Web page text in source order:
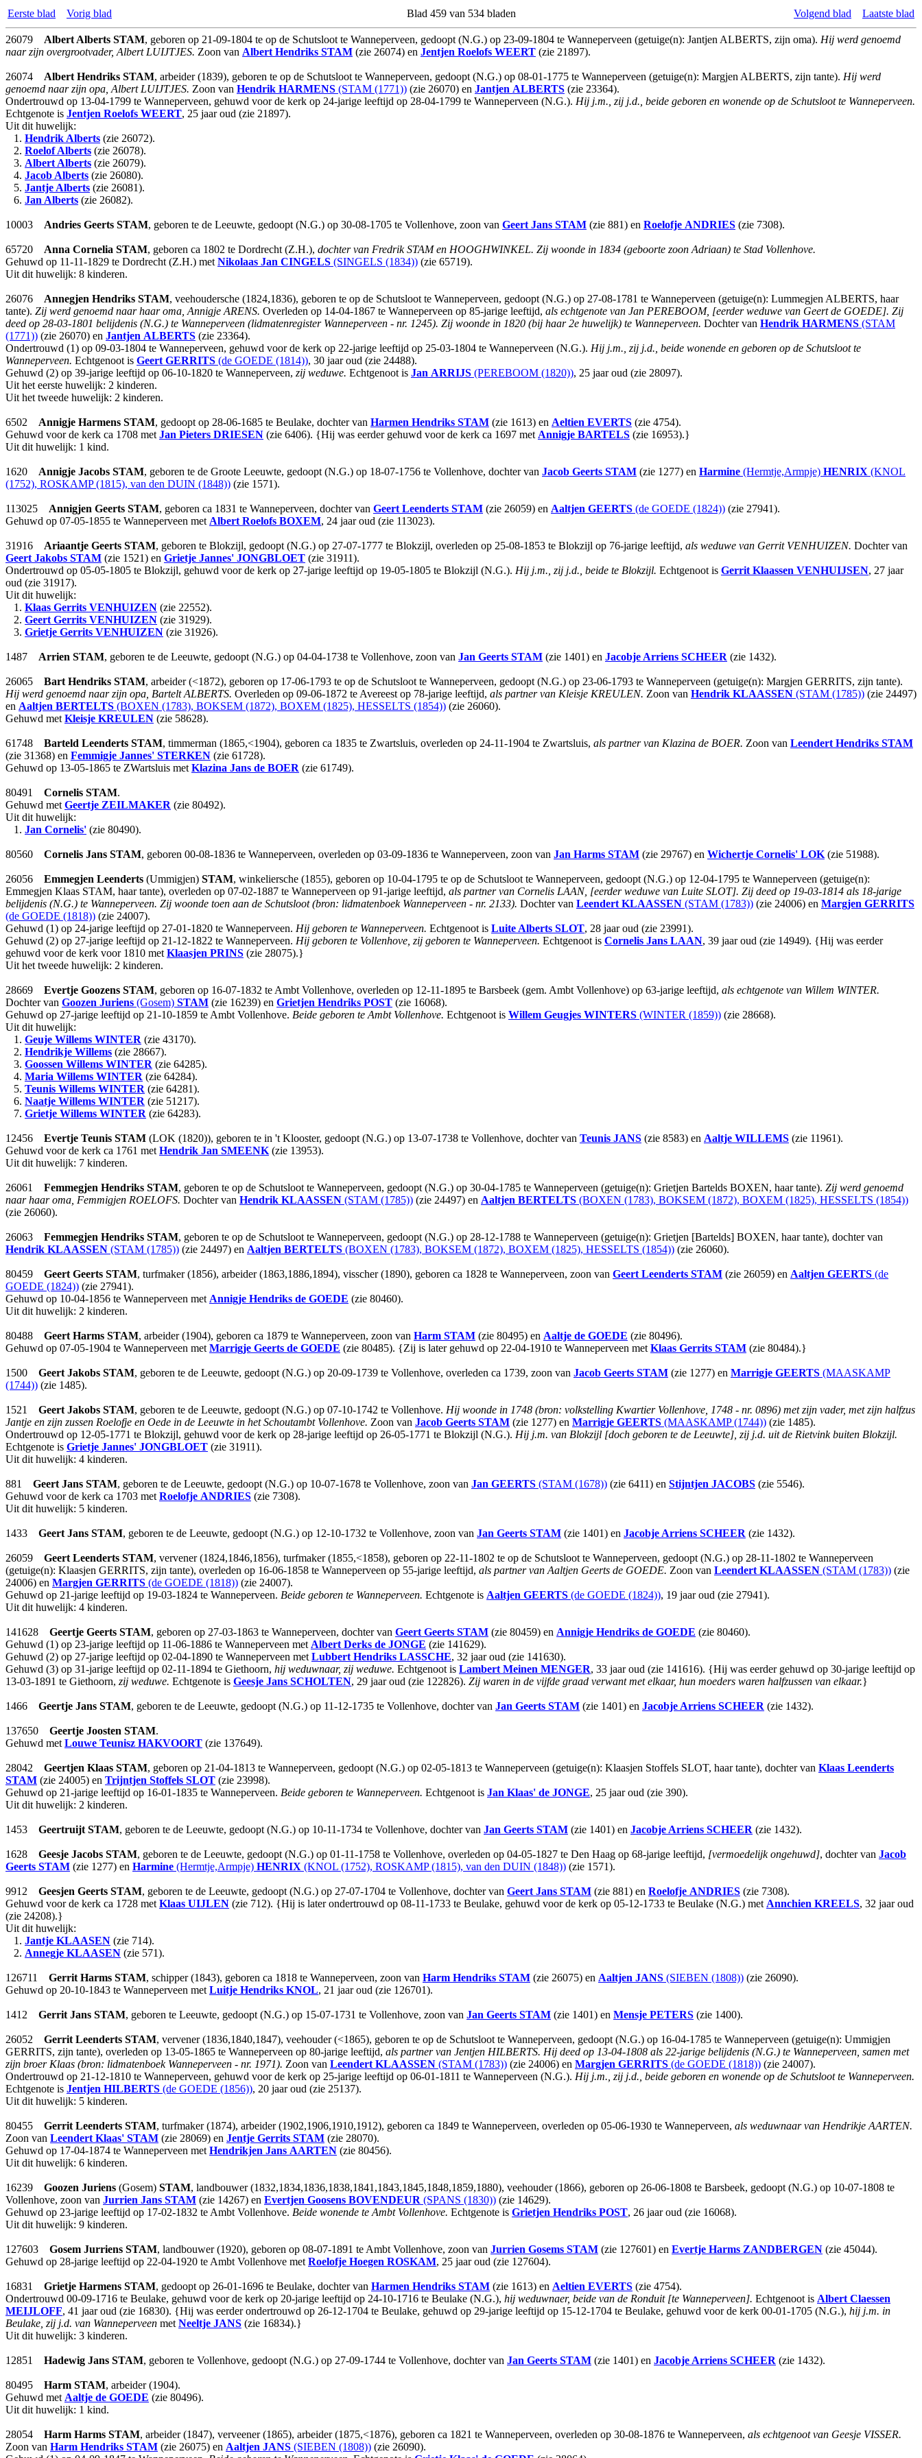
Eerste blad Vorig blad Blad 459 van 534 bladen Volgend blad Laatste blad
26079 Albert Alberts STAM, geboren op 21-09-1804 te op de Schutsloot te Wanneperveen, gedoopt (N.G.) op 23-09-1804 te Wanneperveen (getuige(n): Jantjen ALBERTS, zijn oma). Hij werd genoemd
naar zijn overgrootvader, Albert LUIJTJES. Zoon van Albert Hendriks STAM (zie 26074) en Jentjen Roelofs WEERT (zie 21897).
26074 Albert Hendriks STAM, arbeider (1839), geboren te op de Schutsloot te Wanneperveen, gedoopt (N.G.) op 08-01-1775 te Wanneperveen (getuige(n): Margjen ALBERTS, zijn tante). Hij werd
genoemd naar zijn opa, Albert LUIJTJES. Zoon van Hendrik HARMENS (STAM (1771)) (zie 26070) en Jantjen ALBERTS (zie 23364).
Ondertrouwd op 13-04-1799 te Wanneperveen, gehuwd voor de kerk op 24-jarige leeftijd op 28-04-1799 te Wanneperveen (N.G.). Hij j.m., zij j.d., beide geboren en wonende op de Schutsloot te Wanneperveen.
Echtgenote is Jentjen Roelofs WEERT, 25 jaar oud (zie 21897).
Uit dit huwelijk:
1. Hendrik Alberts (zie 26072).
2. Roelof Alberts (zie 26078).
3. Albert Alberts (zie 26079).
4. Jacob Alberts (zie 26080).
5. Jantje Alberts (zie 26081).
6. Jan Alberts (zie 26082).
10003 Andries Geerts STAM, geboren te de Leeuwte, gedoopt (N.G.) op 30-08-1705 te Vollenhove, zoon van Geert Jans STAM (zie 881) en Roelofje ANDRIES (zie 7308).
65720 Anna Cornelia STAM, geboren ca 1802 te Dordrecht (Z.H.), dochter van Fredrik STAM en HOOGHWINKEL. Zij woonde in 1834 (geboorte zoon Adriaan) te Stad Vollenhove.
Gehuwd op 11-11-1829 te Dordrecht (Z.H.) met Nikolaas Jan CINGELS (SINGELS (1834)) (zie 65719).
Uit dit huwelijk: 8 kinderen.
26076 Annegjen Hendriks STAM, veehoudersche (1824,1836), geboren te op de Schutsloot te Wanneperveen, gedoopt (N.G.) op 27-08-1781 te Wanneperveen (getuige(n): Lummegjen ALBERTS, haar
tante). Zij werd genoemd naar haar oma, Annigje ARENS. Overleden op 14-04-1867 te Wanneperveen op 85-jarige leeftijd, als echtgenote van Jan PEREBOOM, [eerder weduwe van Geert de GOEDE]. Zij
deed op 28-03-1801 belijdenis (N.G.) te Wanneperveen (lidmatenregister Wanneperveen - nr. 1245). Zij woonde in 1820 (bij haar 2e huwelijk) te Wanneperveen. Dochter van Hendrik HARMENS (STAM
(1771)) (zie 26070) en Jantjen ALBERTS (zie 23364).
Ondertrouwd (1) op 09-03-1804 te Wanneperveen, gehuwd voor de kerk op 22-jarige leeftijd op 25-03-1804 te Wanneperveen (N.G.). Hij j.m., zij j.d., beide wonende en geboren op de Schutsloot te
Wanneperveen. Echtgenoot is Geert GERRITS (de GOEDE (1814)), 30 jaar oud (zie 24488).
Gehuwd (2) op 39-jarige leeftijd op 06-10-1820 te Wanneperveen, zij weduwe. Echtgenoot is Jan ARRIJS (PEREBOOM (1820)), 25 jaar oud (zie 28097).
Uit het eerste huwelijk: 2 kinderen.
Uit het tweede huwelijk: 2 kinderen.
6502 Annigje Harmens STAM, gedoopt op 28-06-1685 te Beulake, dochter van Harmen Hendriks STAM (zie 1613) en Aeltien EVERTS (zie 4754).
Gehuwd voor de kerk ca 1708 met Jan Pieters DRIESEN (zie 6406). {Hij was eerder gehuwd voor de kerk ca 1697 met Annigje BARTELS (zie 16953).}
Uit dit huwelijk: 1 kind.
1620 Annigje Jacobs STAM, geboren te de Groote Leeuwte, gedoopt (N.G.) op 18-07-1756 te Vollenhove, dochter van Jacob Geerts STAM (zie 1277) en Harmine (Hermtje,Armpje) HENRIX (KNOL
(1752), ROSKAMP (1815), van den DUIN (1848)) (zie 1571).
113025 Annigjen Geerts STAM, geboren ca 1831 te Wanneperveen, dochter van Geert Leenderts STAM (zie 26059) en Aaltjen GEERTS (de GOEDE (1824)) (zie 27941).
Gehuwd op 07-05-1855 te Wanneperveen met Albert Roelofs BOXEM, 24 jaar oud (zie 113023).
31916 Ariaantje Geerts STAM, geboren te Blokzijl, gedoopt (N.G.) op 27-07-1777 te Blokzijl, overleden op 25-08-1853 te Blokzijl op 76-jarige leeftijd, als weduwe van Gerrit VENHUIZEN. Dochter van
Geert Jakobs STAM (zie 1521) en Grietje Jannes' JONGBLOET (zie 31911).
Ondertrouwd op 05-05-1805 te Blokzijl, gehuwd voor de kerk op 27-jarige leeftijd op 19-05-1805 te Blokzijl (N.G.). Hij j.m., zij j.d., beide te Blokzijl. Echtgenoot is Gerrit Klaassen VENHUIJSEN, 27 jaar
oud (zie 31917).
Uit dit huwelijk:
1. Klaas Gerrits VENHUIZEN (zie 22552).
2. Geert Gerrits VENHUIZEN (zie 31929).
3. Grietje Gerrits VENHUIZEN (zie 31926).
1487 Arrien STAM, geboren te de Leeuwte, gedoopt (N.G.) op 04-04-1738 te Vollenhove, zoon van Jan Geerts STAM (zie 1401) en Jacobje Arriens SCHEER (zie 1432).
26065 Bart Hendriks STAM, arbeider (<1872), geboren op 17-06-1793 te op de Schutsloot te Wanneperveen, gedoopt (N.G.) op 23-06-1793 te Wanneperveen (getuige(n): Margjen GERRITS, zijn tante).
Hij werd genoemd naar zijn opa, Bartelt ALBERTS. Overleden op 09-06-1872 te Avereest op 78-jarige leeftijd, als partner van Kleisje KREULEN. Zoon van Hendrik KLAASSEN (STAM (1785)) (zie 24497)
en Aaltjen BERTELTS (BOXEN (1783), BOKSEM (1872), BOXEM (1825), HESSELTS (1854)) (zie 26060).
Gehuwd met Kleisje KREULEN (zie 58628).
61748 Barteld Leenderts STAM, timmerman (1865,<1904), geboren ca 1835 te Zwartsluis, overleden op 24-11-1904 te Zwartsluis, als partner van Klazina de BOER. Zoon van Leendert Hendriks STAM
(zie 31368) en Femmigje Jannes' STERKEN (zie 61728).
Gehuwd op 13-05-1865 te ZWartsluis met Klazina Jans de BOER (zie 61749).
80491 Cornelis STAM.
Gehuwd met Geertje ZEILMAKER (zie 80492).
Uit dit huwelijk:
1. Jan Cornelis' (zie 80490).
80560 Cornelis Jans STAM, geboren 00-08-1836 te Wanneperveen, overleden op 03-09-1836 te Wanneperveen, zoon van Jan Harms STAM (zie 29767) en Wichertje Cornelis' LOK (zie 51988).
26056 Emmegjen Leenderts (Ummigjen) STAM, winkeliersche (1855), geboren op 10-04-1795 te op de Schutsloot te Wanneperveen, gedoopt (N.G.) op 12-04-1795 te Wanneperveen (getuige(n):
Emmegjen Klaas STAM, haar tante), overleden op 07-02-1887 te Wanneperveen op 91-jarige leeftijd, als partner van Cornelis LAAN, [eerder weduwe van Luite SLOT]. Zij deed op 19-03-1814 als 18-jarige
belijdenis (N.G.) te Wanneperveen. Zij woonde toen aan de Schutsloot (bron: lidmatenboek Wanneperveen - nr. 2133). Dochter van Leendert KLAASSEN (STAM (1783)) (zie 24006) en Margjen GERRITS
(de GOEDE (1818)) (zie 24007).
Gehuwd (1) op 24-jarige leeftijd op 27-01-1820 te Wanneperveen. Hij geboren te Wanneperveen. Echtgenoot is Luite Alberts SLOT, 28 jaar oud (zie 23991).
Gehuwd (2) op 27-jarige leeftijd op 21-12-1822 te Wanneperveen. Hij geboren te Vollenhove, zij geboren te Wanneperveen. Echtgenoot is Cornelis Jans LAAN, 39 jaar oud (zie 14949). {Hij was eerder
gehuwd voor de kerk voor 1810 met Klaasjen PRINS (zie 28075).}
Uit het tweede huwelijk: 2 kinderen.
28669 Evertje Goozens STAM, geboren op 16-07-1832 te Ambt Vollenhove, overleden op 12-11-1895 te Barsbeek (gem. Ambt Vollenhove) op 63-jarige leeftijd, als echtgenote van Willem WINTER.
Dochter van Goozen Juriens (Gosem) STAM (zie 16239) en Grietjen Hendriks POST (zie 16068).
Gehuwd op 27-jarige leeftijd op 21-10-1859 te Ambt Vollenhove. Beide geboren te Ambt Vollenhove. Echtgenoot is Willem Geugjes WINTERS (WINTER (1859)) (zie 28668).
Uit dit huwelijk:
1. Geuje Willems WINTER (zie 43170).
2. Hendrikje Willems (zie 28667).
3. Goossen Willems WINTER (zie 64285).
4. Maria Willems WINTER (zie 64284).
5. Teunis Willems WINTER (zie 64281).
6. Naatje Willems WINTER (zie 51217).
7. Grietje Willems WINTER (zie 64283).
12456 Evertje Teunis STAM (LOK (1820)), geboren te in 't Klooster, gedoopt (N.G.) op 13-07-1738 te Vollenhove, dochter van Teunis JANS (zie 8583) en Aaltje WILLEMS (zie 11961).
Gehuwd voor de kerk ca 1761 met Hendrik Jan SMEENK (zie 13953).
Uit dit huwelijk: 7 kinderen.
26061 Femmegjen Hendriks STAM, geboren te op de Schutsloot te Wanneperveen, gedoopt (N.G.) op 30-04-1785 te Wanneperveen (getuige(n): Grietjen Bartelds BOXEN, haar tante). Zij werd genoemd
naar haar oma, Femmigjen ROELOFS. Dochter van Hendrik KLAASSEN (STAM (1785)) (zie 24497) en Aaltjen BERTELTS (BOXEN (1783), BOKSEM (1872), BOXEM (1825), HESSELTS (1854))
(zie 26060).
26063 Femmegjen Hendriks STAM, geboren te op de Schutsloot te Wanneperveen, gedoopt (N.G.) op 28-12-1788 te Wanneperveen (getuige(n): Grietjen [Bartelds] BOXEN, haar tante), dochter van
Hendrik KLAASSEN (STAM (1785)) (zie 24497) en Aaltjen BERTELTS (BOXEN (1783), BOKSEM (1872), BOXEM (1825), HESSELTS (1854)) (zie 26060).
80459 Geert Geerts STAM, turfmaker (1856), arbeider (1863,1886,1894), visscher (1890), geboren ca 1828 te Wanneperveen, zoon van Geert Leenderts STAM (zie 26059) en Aaltjen GEERTS (de
GOEDE (1824)) (zie 27941).
Gehuwd op 10-04-1856 te Wanneperveen met Annigje Hendriks de GOEDE (zie 80460).
Uit dit huwelijk: 2 kinderen.
80488 Geert Harms STAM, arbeider (1904), geboren ca 1879 te Wanneperveen, zoon van Harm STAM (zie 80495) en Aaltje de GOEDE (zie 80496).
Gehuwd op 07-05-1904 te Wanneperveen met Marrigje Geerts de GOEDE (zie 80485). {Zij is later gehuwd op 22-04-1910 te Wanneperveen met Klaas Gerrits STAM (zie 80484).}
1500 Geert Jakobs STAM, geboren te de Leeuwte, gedoopt (N.G.) op 20-09-1739 te Vollenhove, overleden ca 1739, zoon van Jacob Geerts STAM (zie 1277) en Marrigje GEERTS (MAASKAMP
(1744)) (zie 1485).
1521 Geert Jakobs STAM, geboren te de Leeuwte, gedoopt (N.G.) op 07-10-1742 te Vollenhove. Hij woonde in 1748 (bron: volkstelling Kwartier Vollenhove, 1748 - nr. 0896) met zijn vader, met zijn halfzus
Jantje en zijn zussen Roelofje en Oede in de Leeuwte in het Schoutambt Vollenhove. Zoon van Jacob Geerts STAM (zie 1277) en Marrigje GEERTS (MAASKAMP (1744)) (zie 1485).
Ondertrouwd op 12-05-1771 te Blokzijl, gehuwd voor de kerk op 28-jarige leeftijd op 26-05-1771 te Blokzijl (N.G.). Hij j.m. van Blokzijl [doch geboren te de Leeuwte], zij j.d. uit de Rietvink buiten Blokzijl.
Echtgenote is Grietje Jannes' JONGBLOET (zie 31911).
Uit dit huwelijk: 4 kinderen.
881 Geert Jans STAM, geboren te de Leeuwte, gedoopt (N.G.) op 10-07-1678 te Vollenhove, zoon van Jan GEERTS (STAM (1678)) (zie 6411) en Stijntjen JACOBS (zie 5546).
Gehuwd voor de kerk ca 1703 met Roelofje ANDRIES (zie 7308).
Uit dit huwelijk: 5 kinderen.
1433 Geert Jans STAM, geboren te de Leeuwte, gedoopt (N.G.) op 12-10-1732 te Vollenhove, zoon van Jan Geerts STAM (zie 1401) en Jacobje Arriens SCHEER (zie 1432).
26059 Geert Leenderts STAM, vervener (1824,1846,1856), turfmaker (1855,<1858), geboren op 22-11-1802 te op de Schutsloot te Wanneperveen, gedoopt (N.G.) op 28-11-1802 te Wanneperveen
(getuige(n): Klaasjen GERRITS, zijn tante), overleden op 16-06-1858 te Wanneperveen op 55-jarige leeftijd, als partner van Aaltjen Geerts de GOEDE. Zoon van Leendert KLAASSEN (STAM (1783)) (zie
24006) en Margjen GERRITS (de GOEDE (1818)) (zie 24007).
Gehuwd op 21-jarige leeftijd op 19-03-1824 te Wanneperveen. Beide geboren te Wanneperveen. Echtgenote is Aaltjen GEERTS (de GOEDE (1824)), 19 jaar oud (zie 27941).
Uit dit huwelijk: 4 kinderen.
141628 Geertje Geerts STAM, geboren op 27-03-1863 te Wanneperveen, dochter van Geert Geerts STAM (zie 80459) en Annigje Hendriks de GOEDE (zie 80460).
Gehuwd (1) op 23-jarige leeftijd op 11-06-1886 te Wanneperveen met Albert Derks de JONGE (zie 141629).
Gehuwd (2) op 27-jarige leeftijd op 02-04-1890 te Wanneperveen met Lubbert Hendriks LASSCHE, 32 jaar oud (zie 141630).
Gehuwd (3) op 31-jarige leeftijd op 02-11-1894 te Giethoorn, hij weduwnaar, zij weduwe. Echtgenoot is Lambert Meinen MENGER, 33 jaar oud (zie 141616). {Hij was eerder gehuwd op 30-jarige leeftijd op
13-03-1891 te Giethoorn, zij weduwe. Echtgenote is Geesje Jans SCHOLTEN, 29 jaar oud (zie 122826). Zij waren in de vijfde graad verwant met elkaar, hun moeders waren halfzussen van elkaar.}
1466 Geertje Jans STAM, geboren te de Leeuwte, gedoopt (N.G.) op 11-12-1735 te Vollenhove, dochter van Jan Geerts STAM (zie 1401) en Jacobje Arriens SCHEER (zie 1432).
137650 Geertje Joosten STAM.
Gehuwd met Louwe Teunisz HAKVOORT (zie 137649).
28042 Geertjen Klaas STAM, geboren op 21-04-1813 te Wanneperveen, gedoopt (N.G.) op 02-05-1813 te Wanneperveen (getuige(n): Klaasjen Stoffels SLOT, haar tante), dochter van Klaas Leenderts
STAM (zie 24005) en Trijntjen Stoffels SLOT (zie 23998).
Gehuwd op 21-jarige leeftijd op 16-01-1835 te Wanneperveen. Beide geboren te Wanneperveen. Echtgenoot is Jan Klaas' de JONGE, 25 jaar oud (zie 390).
Uit dit huwelijk: 2 kinderen.
1453 Geertruijt STAM, geboren te de Leeuwte, gedoopt (N.G.) op 10-11-1734 te Vollenhove, dochter van Jan Geerts STAM (zie 1401) en Jacobje Arriens SCHEER (zie 1432).
1628 Geesje Jacobs STAM, geboren te de Leeuwte, gedoopt (N.G.) op 01-11-1758 te Vollenhove, overleden op 04-05-1827 te Den Haag op 68-jarige leeftijd, [vermoedelijk ongehuwd], dochter van Jacob
Geerts STAM (zie 1277) en Harmine (Hermtje,Armpje) HENRIX (KNOL (1752), ROSKAMP (1815), van den DUIN (1848)) (zie 1571).
9912 Geesjen Geerts STAM, geboren te de Leeuwte, gedoopt (N.G.) op 27-07-1704 te Vollenhove, dochter van Geert Jans STAM (zie 881) en Roelofje ANDRIES (zie 7308).
Gehuwd voor de kerk ca 1728 met Klaas UIJLEN (zie 712). {Hij is later ondertrouwd op 08-11-1733 te Beulake, gehuwd voor de kerk op 05-12-1733 te Beulake (N.G.) met Annchien KREELS, 32 jaar oud
(zie 24208).}
Uit dit huwelijk:
1. Jantje KLAASEN (zie 714).
2. Annegje KLAASEN (zie 571).
126711 Gerrit Harms STAM, schipper (1843), geboren ca 1818 te Wanneperveen, zoon van Harm Hendriks STAM (zie 26075) en Aaltjen JANS (SIEBEN (1808)) (zie 26090).
Gehuwd op 20-10-1843 te Wanneperveen met Luitje Hendriks KNOL, 21 jaar oud (zie 126701).
1412 Gerrit Jans STAM, geboren te Leeuwte, gedoopt (N.G.) op 15-07-1731 te Vollenhove, zoon van Jan Geerts STAM (zie 1401) en Mensje PETERS (zie 1400).
26052 Gerrit Leenderts STAM, vervener (1836,1840,1847), veehouder (<1865), geboren te op de Schutsloot te Wanneperveen, gedoopt (N.G.) op 16-04-1785 te Wanneperveen (getuige(n): Ummigjen
GERRITS, zijn tante), overleden op 13-05-1865 te Wanneperveen op 80-jarige leeftijd, als partner van Jentjen HILBERTS. Hij deed op 13-04-1808 als 22-jarige belijdenis (N.G.) te Wanneperveen, samen met
zijn broer Klaas (bron: lidmatenboek Wanneperveen - nr. 1971). Zoon van Leendert KLAASSEN (STAM (1783)) (zie 24006) en Margjen GERRITS (de GOEDE (1818)) (zie 24007).
Ondertrouwd op 21-12-1810 te Wanneperveen, gehuwd voor de kerk op 25-jarige leeftijd op 06-01-1811 te Wanneperveen (N.G.). Hij j.m., zij j.d., beide geboren en wonende op de Schutsloot te Wanneperveen.
Echtgenote is Jentjen HILBERTS (de GOEDE (1856)), 20 jaar oud (zie 25137).
Uit dit huwelijk: 5 kinderen.
80455 Gerrit Leenderts STAM, turfmaker (1874), arbeider (1902,1906,1910,1912), geboren ca 1849 te Wanneperveen, overleden op 05-06-1930 te Wanneperveen, als weduwnaar van Hendrikje AARTEN.
Zoon van Leendert Klaas' STAM (zie 28069) en Jentje Gerrits STAM (zie 28070).
Gehuwd op 17-04-1874 te Wanneperveen met Hendrikjen Jans AARTEN (zie 80456).
Uit dit huwelijk: 6 kinderen.
16239 Goozen Juriens (Gosem) STAM, landbouwer (1832,1834,1836,1838,1841,1843,1845,1848,1859,1880), veehouder (1866), geboren op 26-06-1808 te Barsbeek, gedoopt (N.G.) op 10-07-1808 te
Vollenhove, zoon van Jurrien Jans STAM (zie 14267) en Evertjen Goosens BOVENDEUR (SPANS (1830)) (zie 14629).
Gehuwd op 23-jarige leeftijd op 17-02-1832 te Ambt Vollenhove. Beide wonende te Ambt Vollenhove. Echtgenote is Grietjen Hendriks POST, 26 jaar oud (zie 16068).
Uit dit huwelijk: 9 kinderen.
127603 Gosem Jurriens STAM, landbouwer (1920), geboren op 08-07-1891 te Ambt Vollenhove, zoon van Jurrien Gosems STAM (zie 127601) en Evertje Harms ZANDBERGEN (zie 45044).
Gehuwd op 28-jarige leeftijd op 22-04-1920 te Ambt Vollenhove met Roelofje Hoegen ROSKAM, 25 jaar oud (zie 127604).
16831 Grietje Harmens STAM, gedoopt op 26-01-1696 te Beulake, dochter van Harmen Hendriks STAM (zie 1613) en Aeltien EVERTS (zie 4754).
Ondertrouwd 00-09-1716 te Beulake, gehuwd voor de kerk op 20-jarige leeftijd op 24-10-1716 te Beulake (N.G.), hij weduwnaer, beide van de Ronduit [te Wanneperveen]. Echtgenoot is Albert Claessen
MEIJLOFF, 41 jaar oud (zie 16830). {Hij was eerder ondertrouwd op 26-12-1704 te Beulake, gehuwd op 29-jarige leeftijd op 15-12-1704 te Beulake, gehuwd voor de kerk 00-01-1705 (N.G.), hij j.m. in
Beulake, zij j.d. van Wanneperveen met Neeltje JANS (zie 16834).}
Uit dit huwelijk: 3 kinderen.
12851 Hadewig Jans STAM, geboren te Vollenhove, gedoopt (N.G.) op 27-09-1744 te Vollenhove, dochter van Jan Geerts STAM (zie 1401) en Jacobje Arriens SCHEER (zie 1432).
80495 Harm STAM, arbeider (1904).
Gehuwd met Aaltje de GOEDE (zie 80496).
Uit dit huwelijk: 1 kind.
28054 Harm Harms STAM, arbeider (1847), verveener (1865), arbeider (1875,<1876), geboren ca 1821 te Wanneperveen, overleden op 30-08-1876 te Wanneperveen, als echtgenoot van Geesje VISSER.
Zoon van Harm Hendriks STAM (zie 26075) en Aaltjen JANS (SIEBEN (1808)) (zie 26090).